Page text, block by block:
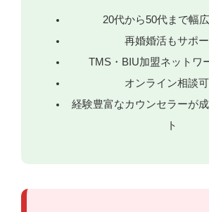
20代から50代まで幅
再婚婚活もサポー
TMS・BIU加盟ネットワ
オンライン相談
経験豊富なカウンセラーが
ト